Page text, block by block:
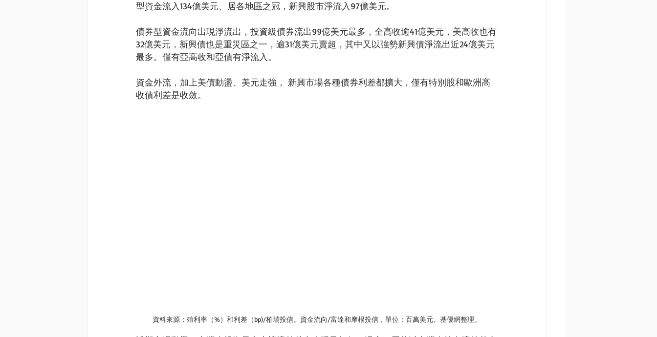
型資金流入134億美元、居各地區之冠，新興股市淨流入97億美元。
債券型資金流向出現淨流出，投資級債券流出99億美元最多，全高收逾41億美元，美高收也有
32億美元，新興債也是重災區之一，逾31億美元賣超，其中又以強勢新興債淨流出近24億美元
最多。僅有亞高收和亞債有淨流入。
資金外流，加上美債動盪、美元走強， 新興市場各種債券利差都擴大，僅有特別股和歐洲高
收債利差是收斂。
資料來源：殖利率（%）和利差（bp)/柏瑞投信。資金流向/富達和摩根投信，單位：百萬美元。基優網整理。